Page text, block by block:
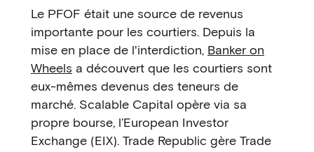
Le PFOF était une source de revenus
importante pour les courtiers. Depuis la
mise en place de l'interdiction, Banker on
Wheels a découvert que les courtiers sont
eux-mêmes devenus des teneurs de
marché. Scalable Capital opère via sa
propre bourse, l’European Investor
Exchange (EIX). Trade Republic gère Trade